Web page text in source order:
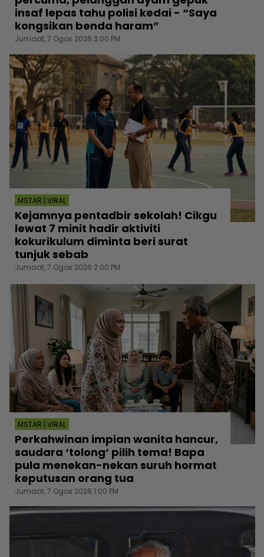
insaf lepas tahu polisi kedai - “Saya
kongsikan benda haram”
Jumaat, 7 Ogos 2026 3:00 PM
MSTAR | VIRAL
Kejamnya pentadbir sekolah! Cikgu
lewat 7 minit hadir aktiviti
kokurikulum diminta beri surat
tunjuk sebab
Jumaat, 7 Ogos 2026 2:00 PM
MSTAR | VIRAL
Perkahwinan impian wanita hancur,
saudara ‘tolong‘ pilih tema! Bapa
pula menekan-nekan suruh hormat
keputusan orang tua
Jumaat, 7 Ogos 2026 1:00 PM